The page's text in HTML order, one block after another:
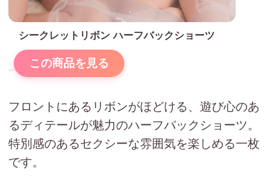
シークレットリボン ハーフバックショーツ
この商品を見る
フロントにあるリボンがほどける、遊び心のあ
るディテールが魅力のハーフバックショーツ。
特別感のあるセクシーな雰囲気を楽しめる一枚
です。